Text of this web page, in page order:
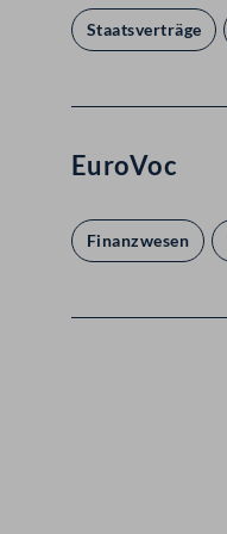
Staatsverträge
EuroVoc
Finanzwesen